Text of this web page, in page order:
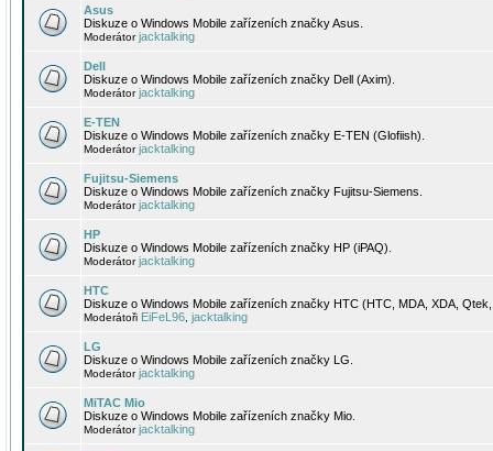
Asus
Diskuze o Windows Mobile zařízeních značky Asus.
Moderátorjacktalking
Dell
Diskuze o Windows Mobile zařízeních značky Dell (Axim).
Moderátorjacktalking
E-TEN
Diskuze o Windows Mobile zařízeních značky E-TEN (Glofiish).
Moderátorjacktalking
Fujitsu-Siemens
Diskuze o Windows Mobile zařízeních značky Fujitsu-Siemens.
Moderátorjacktalking
HP
Diskuze o Windows Mobile zařízeních značky HP (iPAQ).
Moderátorjacktalking
HTC
Diskuze o Windows Mobile zařízeních značky HTC (HTC, MDA, XDA,
Moderátoři EiFeL96 jacktalking
LG
Diskuze o Windows Mobile zařízeních značky LG.
Moderátorjacktalking
MiTAC Mio
Diskuze o Windows Mobile zařízeních značky Mio.
Moderátorjacktalking